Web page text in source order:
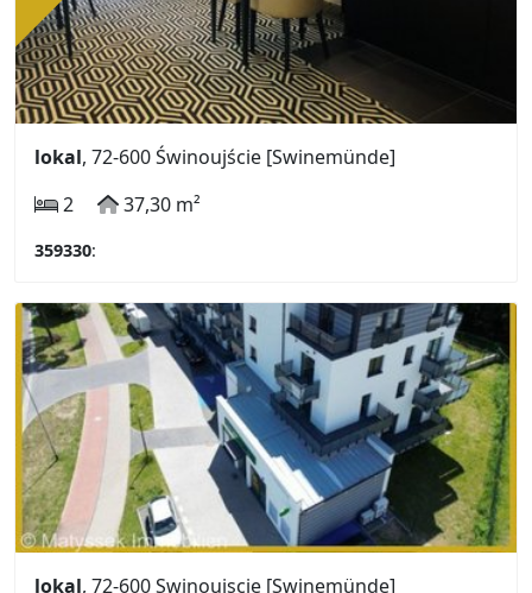
lokal, 72-600 Świnoujście [Swinemünde]
2
37,30 m²
359330:
lokal, 72-600 Swinoujscie [Swinemünde]